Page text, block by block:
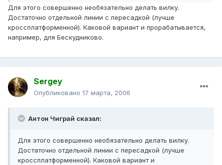
Для этого совершенно необязательно делать вилку.
Достаточно отдельной линии с пересадкой (лучше
кроссплатформенной). Каковой вариант и прорабатывается,
например, для Бескудниково.
Sergey
Опубликовано 17 марта, 2006
Антон Чиграй сказал:
Для этого совершенно необязательно делать вилку.
Достаточно отдельной линии с пересадкой (лучше
кроссплатформенной). Каковой вариант и